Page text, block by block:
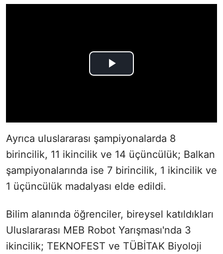
Ayrıca uluslararası şampiyonalarda 8
birincilik, 11 ikincilik ve 14 üçüncülük; Balkan
şampiyonalarında ise 7 birincilik, 1 ikincilik ve
1 üçüncülük madalyası elde edildi.
Bilim alanında öğrenciler, bireysel katıldıkları
Uluslararası MEB Robot Yarışması'nda 3
ikincilik; TEKNOFEST ve TÜBİTAK Biyoloji